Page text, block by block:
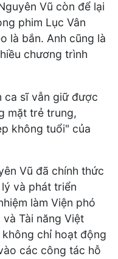
Vũ còn để lại
phim Lục Vân
là bắn. Anh cũng là
chương trình
ca sĩ vẫn giữ được
mặt trẻ trung,
không tuổi" của
Vũ đã chính thức
và phát triển
làm Viện phó
Tài năng Việt
chỉ hoạt động
các công tác hỗ